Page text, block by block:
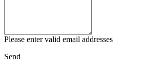
Please enter valid email addresses
Send